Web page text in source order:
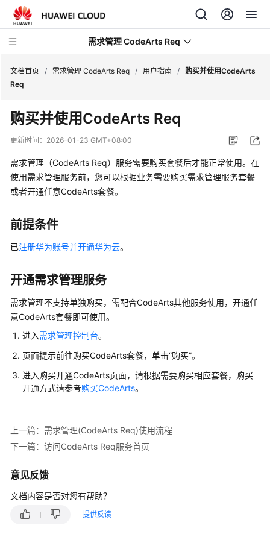
需求管理 CodeArts Req
新
动
产
品
绍
快
门
用
指
南
需
求
(CodeArts
Req)
用
程
文档首页 / 需求管理 CodeArts Req / 用户指南 / 购买并使用CodeArts
Req
购买并使用CodeArts Req
更新时间： 2026-01-23 GMT+08:00
需求管理（CodeArts Req）服务需要购买套餐后才能正常使用。在
使用需求管理服务前，您可以根据业务需要购买需求管理服务套餐
或者开通任意CodeArts套餐。
前提条件
已注册华为账号并开通华为云。
开通需求管理服务
需求管理不支持单独购买，需配合CodeArts其他服务使用，开通任
意CodeArts套餐即可使用。
进入需求管理控制台。
页面提示前往购买CodeArts套餐，单击“购买”。
进入购买开通CodeArts页面，请根据需要购买相应套餐，购买
开通方式请参考购买CodeArts。
上一篇：需求管理(CodeArts Req)使用流程
下一篇：访问CodeArts Req服务首页
意见反馈
文档内容是否对您有帮助？
提供反馈